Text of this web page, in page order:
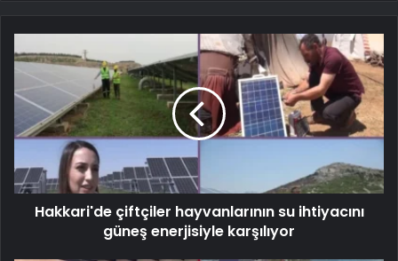
Hakkari'de çiftçiler hayvanlarının su ihtiyacını
güneş enerjisiyle karşılıyor